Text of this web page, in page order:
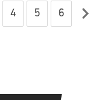
4 5 6